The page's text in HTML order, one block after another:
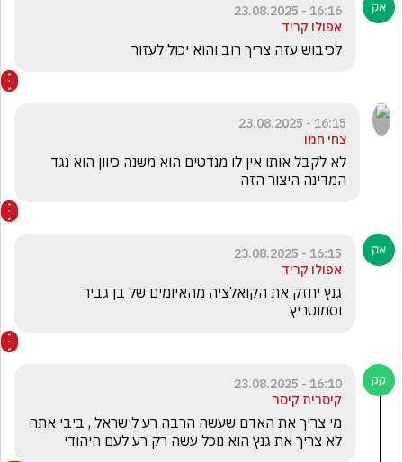
16:16 - 23.08.2025
אפולו קריד
לכיבוש עזה צריך רוב והוא יכול לעזור
16:15 - 23.08.2025
צחי חמו
המדינה היצור הזה
16:15 - 23.08.2025
אפולו קריד
וסמוטריץ
16:10 - 23.08.2025
קיסרית קיסר
לא צריך את גנץ הוא נוכל עשה רק רע לעם היהודי